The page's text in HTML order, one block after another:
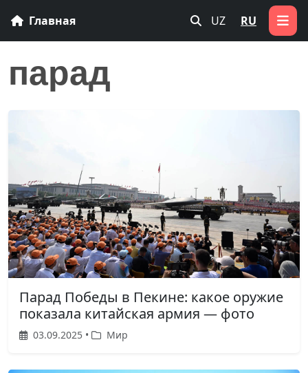
Главная UZ RU
парад
Парад Победы в Пекине: какое оружие
показала китайская армия — фото
03.09.2025 • Мир